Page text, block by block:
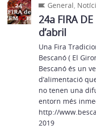
General,
24a FIRA
d’abril
Una Fira
Bescanó ( El
Bescanó és un
d’alimentació
no tenen una
entorn més
http://
2019